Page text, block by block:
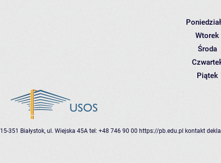
Wtorek
Środa
Piątek
15-351 Białystok, ul. Wiejska 45A tel: +48 746 90 00 https://pb.edu.pl kontakt